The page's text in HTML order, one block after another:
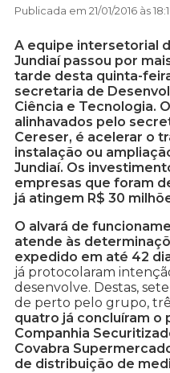
Publicada em 21/01/2016 às
A equipe intersetorial
Jundiaí passou por
tarde desta quinta-
secretaria de
Ciência e Tecnologia.
alinhavados pelo
Cereser, é acelerar o
instalação ou
Jundiaí. Os
empresas que foram
já atingem R$ 30
O alvará de
atende às
expedido em até 42
já protocolaram
desenvolve. Destas,
de perto pelo grupo,
quatro já concluíram o
Companhia
Covabra
de distribuição de